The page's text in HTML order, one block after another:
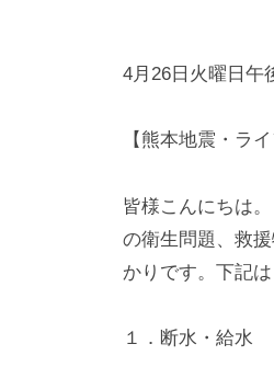
i
a
y
a
a
の
メ
4月26日火曜日午
【熊本地震・ラ
皆様こんにちは
の衛生問題、救
かりです。下記
１．断水・給水